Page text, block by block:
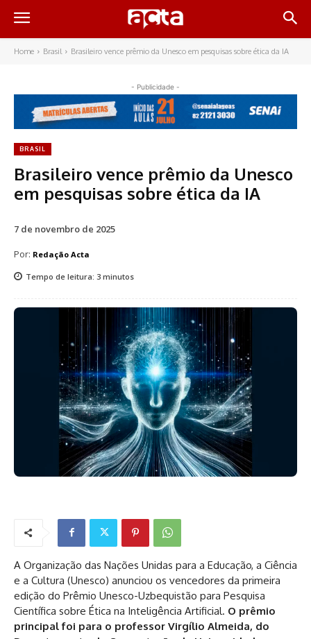
Home Brasil Brasileiro vence prêmio da Unesco em pesquisas sobre ética da IA
- Publicidade -
BRASIL
Brasileiro vence prêmio da Unesco
em pesquisas sobre ética da IA
7 de novembro de 2025
Por: Redação Acta
Tempo de leitura: 3 minutos
A Organização das Nações Unidas para a Educação, a Ciência
e a Cultura (Unesco) anunciou os vencedores da primeira
edição do Prêmio Unesco-Uzbequistão para Pesquisa
Científica sobre Ética na Inteligência Artificial. O prêmio
principal foi para o professor Virgílio Almeida, do